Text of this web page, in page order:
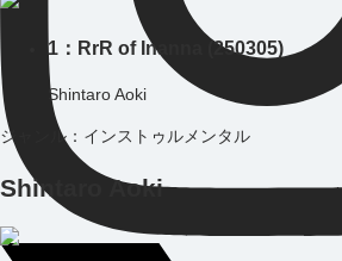
1 ： RrR of Inanna (250305)
Shintaro Aoki
ジャンル： インストゥルメンタル
Shintaro Aoki